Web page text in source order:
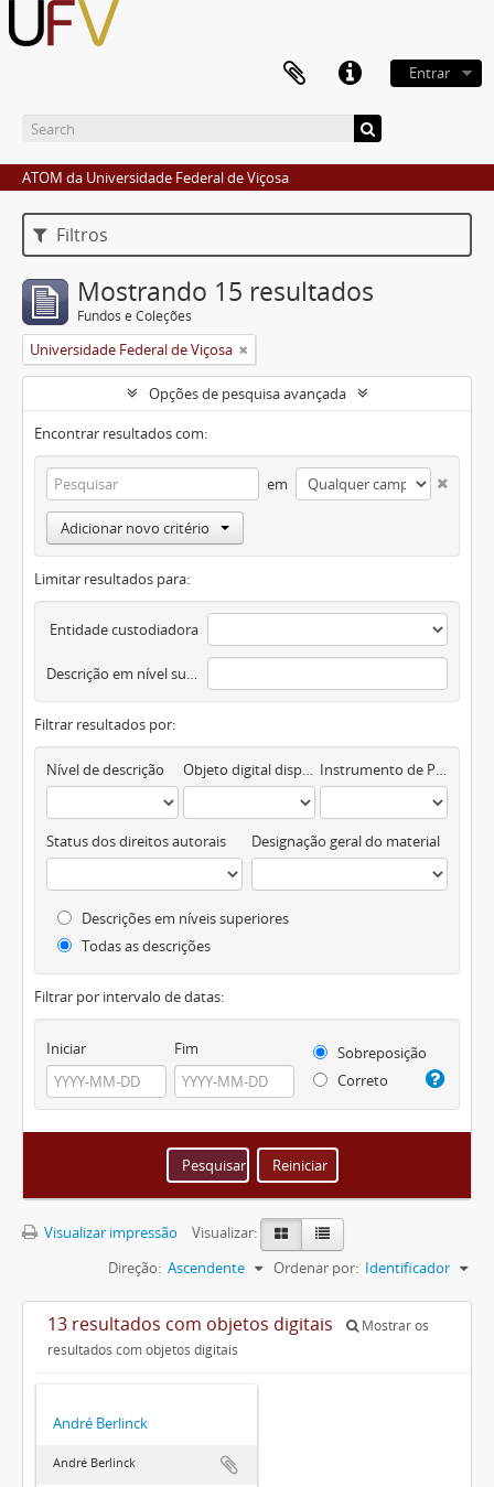
Entrar
ATOM da Universidade Federal de Viçosa
Filtros
Mostrando 15 resultados
Fundos e Coleções
Universidade Federal de Viçosa
Opções de pesquisa avançada
Encontrar resultados com:
em
Adicionar novo critério
Limitar resultados para:
Entidade custodiadora
Descrição em nível superior
Filtrar resultados por:
Nível de descrição Objeto digital disponível Instrumento de Pesquisa
Status dos direitos autorais Designação geral do material
Descrições em níveis superiores
Todas as descrições
Filtrar por intervalo de datas:
Iniciar Fim
Sobreposição
Correto
Visualizar impressão
Visualizar:
Ordenar por: Identificador
Direção: Ascendente
13 resultados com objetos digitais
Mostrar os
resultados com objetos digitais
André Berlinck
André Berlinck